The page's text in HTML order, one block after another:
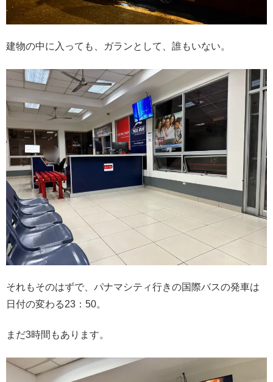
建物の中に入っても、ガランとして、誰もいない。
それもそのはずで、パナマシティ行きの国際バスの発車は
日付の変わる23：50。
まだ3時間もあります。